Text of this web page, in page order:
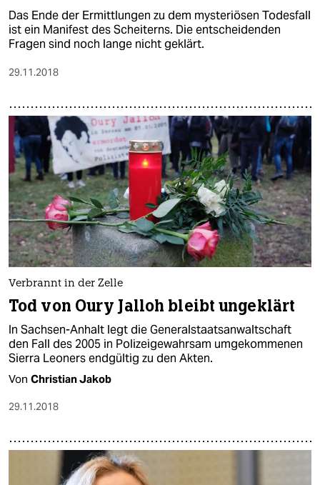
Das Ende der Ermittlungen zu dem mysteriösen Todesfall
ist ein Manifest des Scheiterns. Die entscheidenden
Fragen sind noch lange nicht geklärt.
29.11.2018
Verbrannt in der Zelle
Tod von Oury Jalloh bleibt ungeklärt
In Sachsen-Anhalt legt die Generalstaatsanwaltschaft
den Fall des 2005 in Polizeigewahrsam umgekommenen
Sierra Leoners endgültig zu den Akten.
Von Christian Jakob
29.11.2018